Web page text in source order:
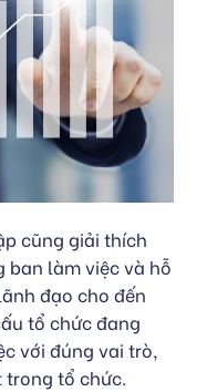
cũng giải thích
ban làm việc và hỗ
đạo cho đến
tổ chức đang
với đúng vai trò,
trong tổ chức.